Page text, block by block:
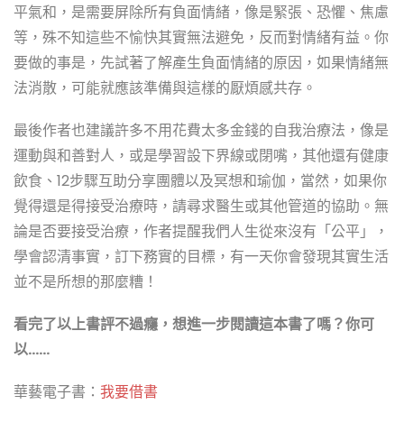
平氣和，是需要屏除所有負面情緒，像是緊張、恐懼、焦慮
等，殊不知這些不愉快其實無法避免，反而對情緒有益。你
要做的事是，先試著了解產生負面情緒的原因，如果情緒無
法消散，可能就應該準備與這樣的厭煩感共存。
最後作者也建議許多不用花費太多金錢的自我治療法，像是
運動與和善對人，或是學習設下界線或閉嘴，其他還有健康
飲食、12步驟互助分享團體以及冥想和瑜伽，當然，如果你
覺得還是得接受治療時，請尋求醫生或其他管道的協助。無
論是否要接受治療，作者提醒我們人生從來沒有「公平」，
學會認清事實，訂下務實的目標，有一天你會發現其實生活
並不是所想的那麼糟！
看完了以上書評不過癮，想進一步閱讀這本書了嗎？你可
以……
華藝電子書： 我要借書